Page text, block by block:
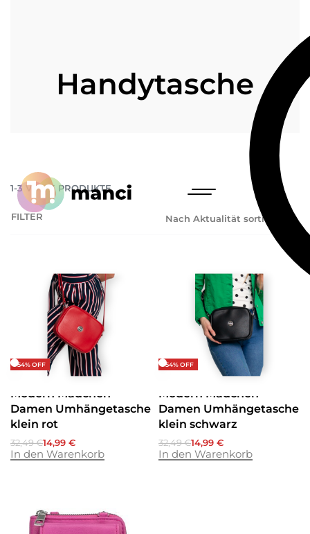
Handytasche
1-3 VON3 PRODUKTE
Nach Aktualität sortieren
FILTER
-54% OFF
Umhängetaschen
Modern Mädchen
Damen Umhängetasche
klein rot
32,49€14,99 €
In den Warenkorb
-54% OFF
Umhängetaschen
Modern Mädchen
Damen Umhängetasche
klein schwarz
32,49€14,99 €
In den Warenkorb